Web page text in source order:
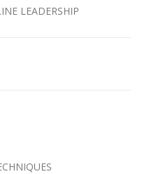
LEADERSHIP